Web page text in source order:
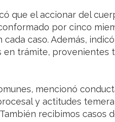
que el accionar del
por cinco
caso. Además,
en trámite, provenientes
mencionó
y actitudes
recibimos casos